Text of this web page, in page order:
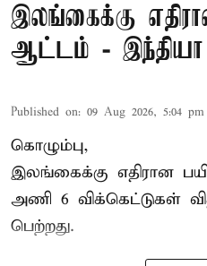
இலங்கைக்கு
ஆட்டம் - இந்தியா
Published on: 09 Aug 2026, 5:04 pm
கொழும்பு,
இலங்கைக்கு எதிரான
அணி 6 விக்கெட்டுகள்
பெற்றது.